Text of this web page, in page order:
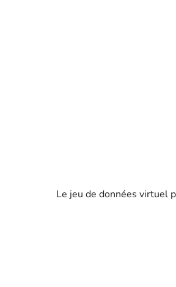
Le jeu de données virtuel